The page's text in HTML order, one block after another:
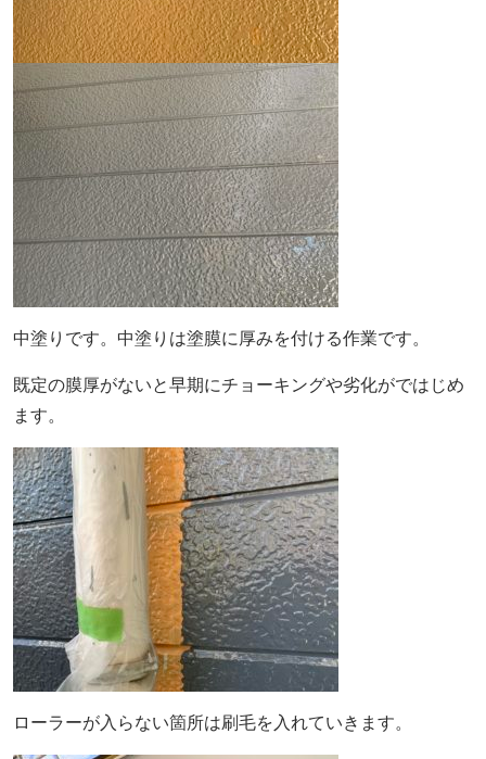
中塗りです。中塗りは塗膜に厚みを付ける作業です。
既定の膜厚がないと早期にチョーキングや劣化がではじめ
ます。
ローラーが入らない箇所は刷毛を入れていきます。